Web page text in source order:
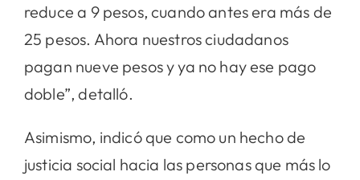
reduce a 9 pesos, cuando antes era más de
25 pesos. Ahora nuestros ciudadanos
pagan nueve pesos y ya no hay ese pago
doble”, detalló.
Asimismo, indicó que como un hecho de
justicia social hacia las personas que más lo